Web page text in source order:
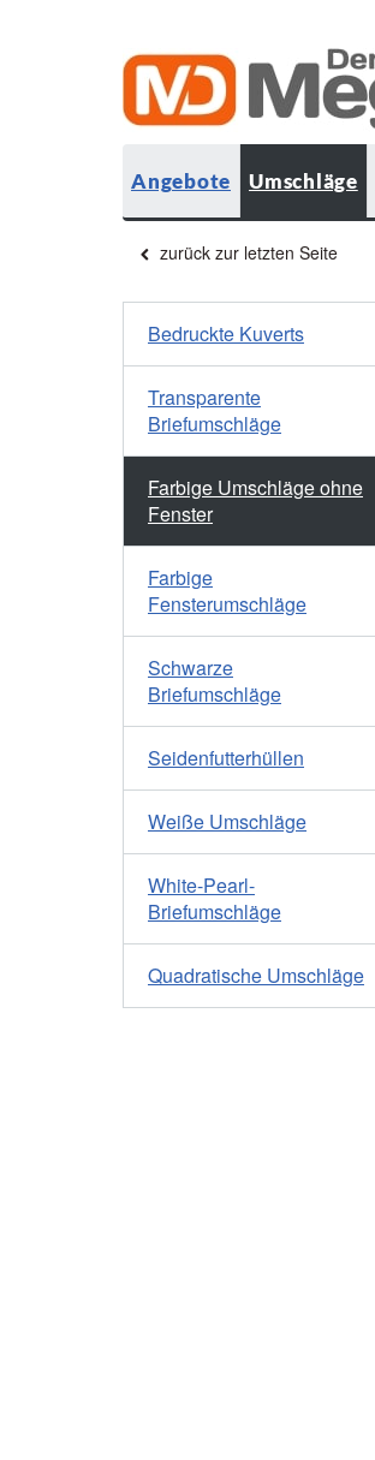
Angebote Umschläge
zurück zur letzten Seite
Bedruckte Kuverts
Transparente
Briefumschläge
Farbige Umschläge ohne
Fenster
Farbige
Fensterumschläge
Schwarze
Briefumschläge
Seidenfutterhüllen
Weiße Umschläge
White-Pearl-
Briefumschläge
Quadratische Umschläge